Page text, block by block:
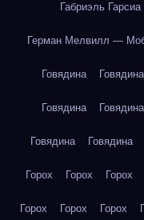
Габриэль
Герман Мелвилл —
Говядина Говядина
Говядина Говядина
Говядина Говядина
Горох Горох Горох
Горох Горох Горох